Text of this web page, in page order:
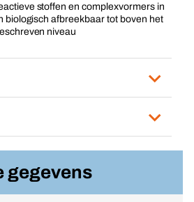
stoffen en complexvormers in
biologisch afbreekbaar tot boven het
niveau
gegevens